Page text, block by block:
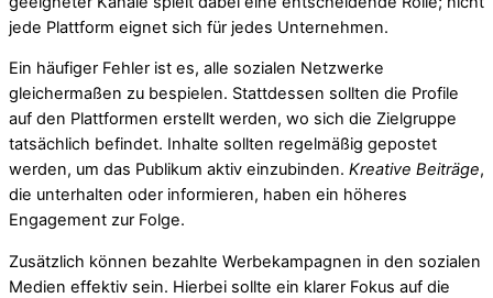
jede Plattform eignet sich für jedes Unternehmen.
Ein häufiger Fehler ist es, alle sozialen Netzwerke
gleichermaßen zu bespielen. Stattdessen sollten die Profile
auf den Plattformen erstellt werden, wo sich die Zielgruppe
tatsächlich befindet. Inhalte sollten regelmäßig gepostet
werden, um das Publikum aktiv einzubinden. Kreative Beiträge,
die unterhalten oder informieren, haben ein höheres
Engagement zur Folge.
Zusätzlich können bezahlte Werbekampagnen in den sozialen
Medien effektiv sein. Hierbei sollte ein klarer Fokus auf die